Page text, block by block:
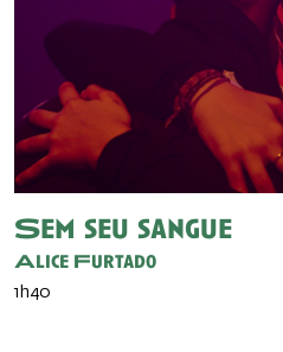
Sem seu sangue
Alice Furtado
1h40